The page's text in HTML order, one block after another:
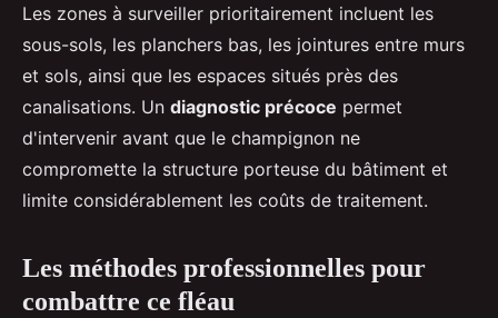
Les zones à surveiller prioritairement incluent les
sous-sols, les planchers bas, les jointures entre murs
et sols, ainsi que les espaces situés près des
canalisations. Un diagnostic précoce permet
d'intervenir avant que le champignon ne
compromette la structure porteuse du bâtiment et
limite considérablement les coûts de traitement.
Les méthodes professionnelles pour
combattre ce fléau